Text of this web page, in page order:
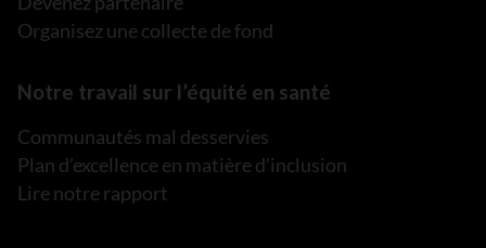
Organisez une collecte de fond
Notre travail sur l’équité en santé
Communautés mal desservies
Plan d’excellence en matière d’inclusion
Lire notre rapport